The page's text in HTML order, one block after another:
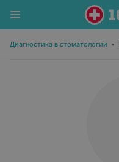
Диагностика в стоматологии •